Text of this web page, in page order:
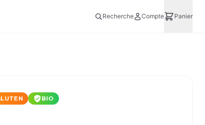
Recherche Compte Panier
BIO